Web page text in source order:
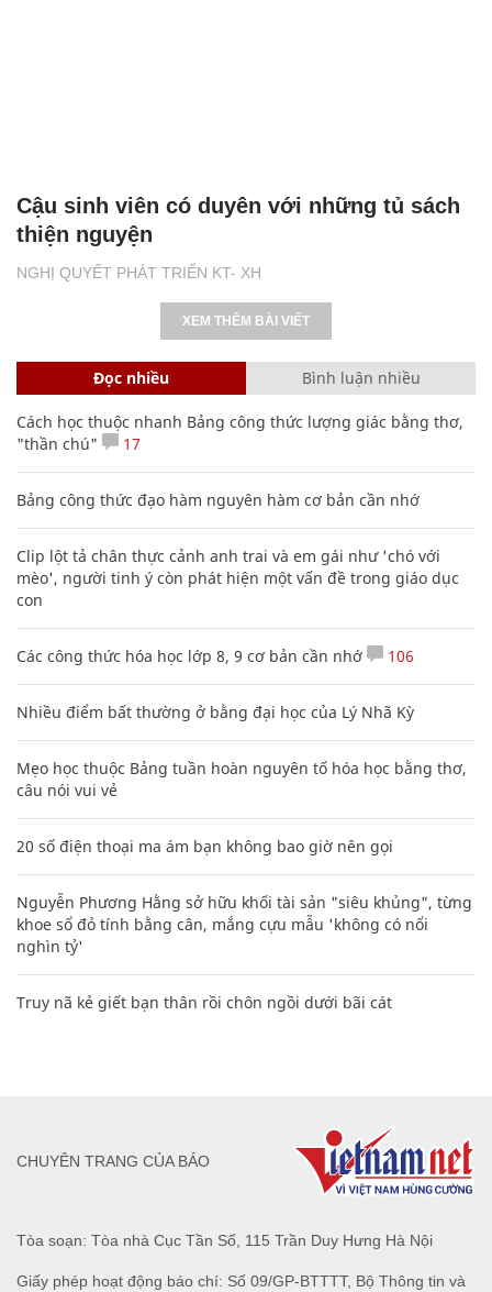
NGHỊ QUYẾT PHÁT TRIỂN KT- XH
Cậu sinh viên có duyên với những tủ sách
thiện nguyện
XEM THÊM BÀI VIẾT
Đọc nhiều Bình luận nhiều
Cách học thuộc nhanh Bảng công thức lượng giác bằng thơ,
"thần chú"
17
Bảng công thức đạo hàm nguyên hàm cơ bản cần nhớ
Clip lột tả chân thực cảnh anh trai và em gái như 'chó với
mèo', người tinh ý còn phát hiện một vấn đề trong giáo dục
con
Các công thức hóa học lớp 8, 9 cơ bản cần nhớ 106
Nhiều điểm bất thường ở bằng đại học của Lý Nhã Kỳ
Mẹo học thuộc Bảng tuần hoàn nguyên tố hóa học bằng thơ,
câu nói vui vẻ
20 số điện thoại ma ám bạn không bao giờ nên gọi
Nguyễn Phương Hằng sở hữu khối tài sản "siêu khủng", từng
khoe sổ đỏ tính bằng cân, mắng cựu mẫu 'không có nổi
nghìn tỷ'
Truy nã kẻ giết bạn thân rồi chôn ngồi dưới bãi cát
Tòa soạn: Tòa nhà Cục Tần Số, 115 Trần Duy Hưng Hà Nội
Giấy phép hoạt động báo chí: Số 09/GP-BTTTT, Bộ Thông tin và
CHUYÊN TRANG CỦA BÁO